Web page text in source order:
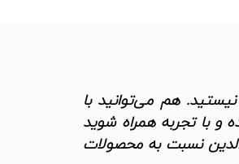
هم می‌توانید با
و با تجربه همراه شوید
نسبت به محصولات